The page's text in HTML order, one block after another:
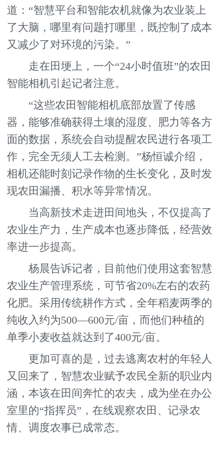
道：“智慧平台和智能农机就像为农业装上
了大脑，哪里有问题打哪里，既控制了成本
又减少了对环境的污染。”
走在田埂上，一个“24小时值班”的农田
智能相机引起记者注意。
“这些农田智能相机底部放置了传感
器，能够准确获得土壤的湿度、肥力等各方
面的数据，系统会自动提醒农民进行各项工
作，完全无须人工去检测。”杨恒诚介绍，
相机还能时刻记录作物的生长变化，及时发
现农田漏播、积水等异常情况。
当高新技术走进田间地头，不仅提高了
农业生产力，生产成本也逐步降低，经营效
率进一步提高。
杨晨告诉记者，目前他们使用这套智慧
农业生产管理系统，可节省20%左右的农药
化肥。采用传统耕作方式，全年稻麦两季的
纯收入约为500—600元/亩，而他们种植的
单季小麦收益就达到了400元/亩。
更加可喜的是，过去逃离农村的年轻人
又回来了，智慧农业赋予农民全新的职业内
涵，本该在田间奔忙的农夫，成为坐在办公
室里的“指挥员”，在线观察农田、记录农
情、调度农事已成常态。